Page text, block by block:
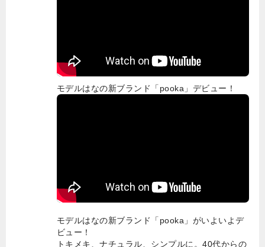
モデルはなの新ブランド「pooka」デビュー！
モデルはなの新ブランド「pooka」がいよいよデ
ビュー！
トキメキ、ナチュラル、シンプルに。40代からの